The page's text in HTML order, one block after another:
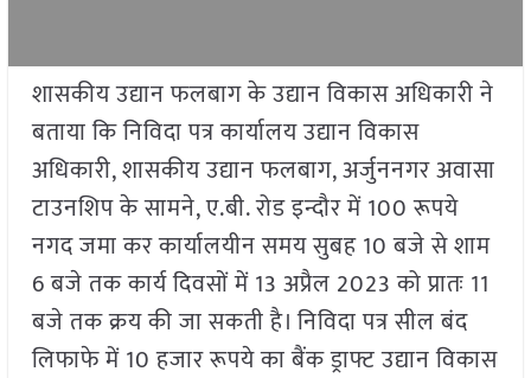
शासकीय उद्यान फलबाग के उद्यान विकास अधिकारी ने
बताया कि निविदा पत्र कार्यालय उद्यान विकास
अधिकारी, शासकीय उद्यान फलबाग, अर्जुननगर अवासा
टाउनशिप के सामने, ए.बी. रोड इन्दौर में 100 रूपये
नगद जमा कर कार्यालयीन समय सुबह 10 बजे से शाम
6 बजे तक कार्य दिवसों में 13 अप्रैल 2023 को प्रातः 11
बजे तक क्रय की जा सकती है। निविदा पत्र सील बंद
लिफाफे में 10 हजार रूपये का बैंक ड्राफ्ट उद्यान विकास